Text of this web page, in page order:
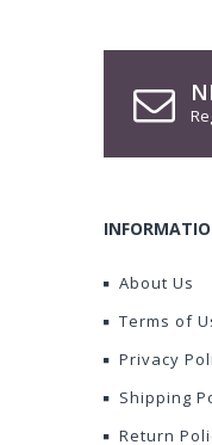
About Us
Terms of
Privacy
Shipping
Return